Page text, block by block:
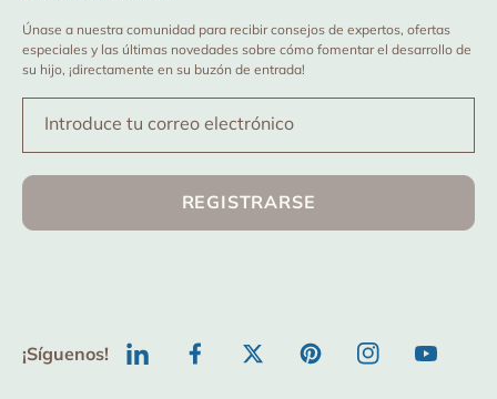
Únase a nuestra comunidad para recibir consejos de expertos, ofertas
especiales y las últimas novedades sobre cómo fomentar el desarrollo de
su hijo, ¡directamente en su buzón de entrada!
Introduce tu correo electrónico
REGISTRARSE
¡Síguenos! TODO FacebookTwitter PinterestInstagramYouTube